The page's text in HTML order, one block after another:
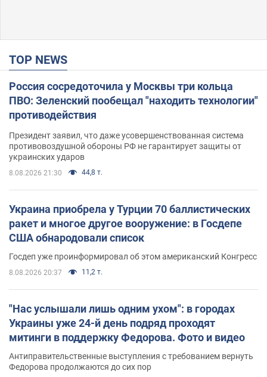
TOP NEWS
Россия сосредоточила у Москвы три кольца
ПВО: Зеленский пообещал "находить технологии"
противодействия
Президент заявил, что даже усовершенствованная система
противовоздушной обороны РФ не гарантирует защиты от
украинских ударов
8.08.2026 21:30 44,8 т.
Украина приобрела у Турции 70 баллистических
ракет и многое другое вооружение: в Госдепе
США обнародовали список
Госдеп уже проинформировал об этом американский Конгресс
8.08.2026 20:37 11,2 т.
"Нас услышали лишь одним ухом": в городах
Украины уже 24-й день подряд проходят
митинги в поддержку Федорова. Фото и видео
Антиправительственные выступления с требованием вернуть
Федорова продолжаются до сих пор